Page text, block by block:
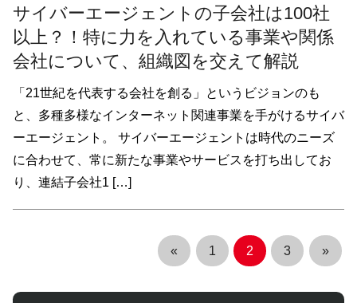
サイバーエージェントの子会社は100社
以上？！特に力を入れている事業や関係
会社について、組織図を交えて解説
「21世紀を代表する会社を創る」というビジョンのも
と、多種多様なインターネット関連事業を手がけるサイバ
ーエージェント。 サイバーエージェントは時代のニーズ
に合わせて、常に新たな事業やサービスを打ち出してお
り、連結子会社1 […]
« 1 2 3 »